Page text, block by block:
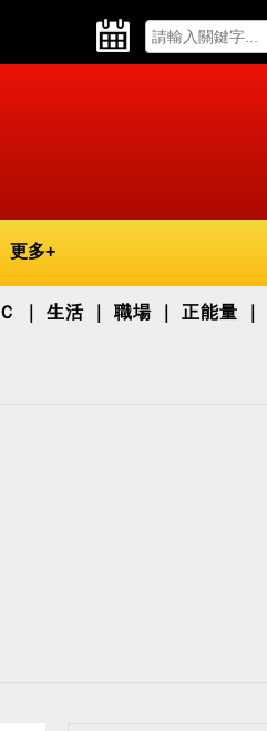
更多+
生活 職場 正能量